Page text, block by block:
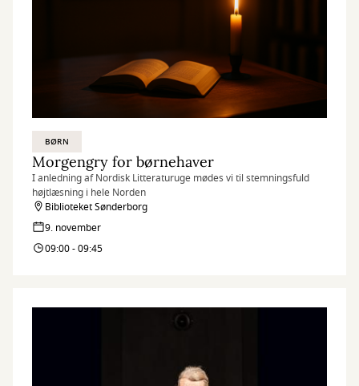
BØRN
Morgengry for børnehaver
I anledning af Nordisk Litteraturuge mødes vi til stemningsfuld
højtlæsning i hele Norden
Biblioteket Sønderborg
9. november
09:00 - 09:45